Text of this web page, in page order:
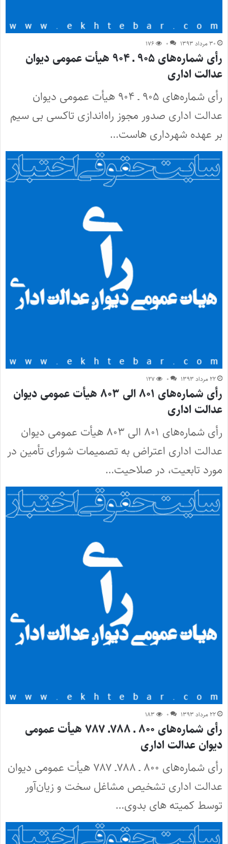
۳۰ مرداد ۱۳۹۳ ۰ ۱۷۶
رأی شماره‌های ۹۰۵ ـ ۹۰۴ هیأت عمومی دیوان
عدالت اداری
رأی شماره‌های ۹۰۵ ـ ۹۰۴ هیأت عمومی دیوان
عدالت اداری صدور مجوز راه‌اندازی تاکسی بی سیم
بر عهده شهرداری هاست…
۲۲ مرداد ۱۳۹۳ ۰ ۱۲۷
رأی شماره‌های ۸۰۱ الی ۸۰۳ هیأت عمومی دیوان
عدالت اداری
رأی شماره‌های ۸۰۱ الی ۸۰۳ هیأت عمومی دیوان
عدالت اداری اعتراض به تصمیمات شورای تأمین در
مورد تابعیت، در صلاحیت…
۲۲ مرداد ۱۳۹۳ ۰ ۱۸۳
رأی شماره‌های ۸۰۰ ـ ۷۸۸ـ ۷۸۷ هیأت عمومی
دیوان عدالت اداری
رأی شماره‌های ۸۰۰ ـ ۷۸۸ـ ۷۸۷ هیأت عمومی دیوان
عدالت اداری تشخیص مشاغل سخت و زیان‌آور
توسط کمیته های بدوی…